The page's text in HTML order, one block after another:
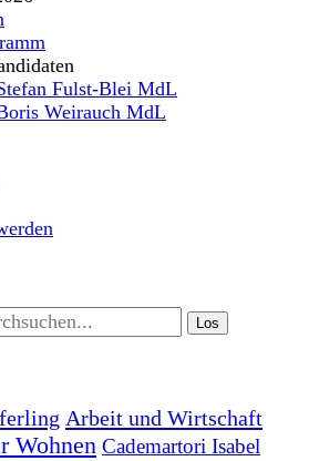
Fulst-Blei MdL
Weirauch MdL
Arbeit und Wirtschaft
Wohnen Cademartori Isabel